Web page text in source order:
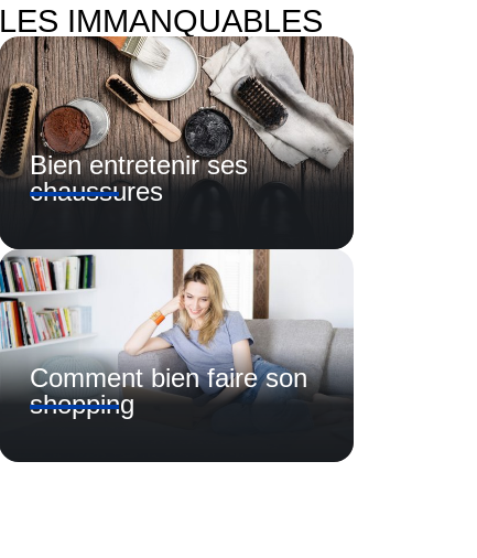
LES IMMANQUABLES
Bien entretenir ses
chaussures
Comment bien faire son
shopping